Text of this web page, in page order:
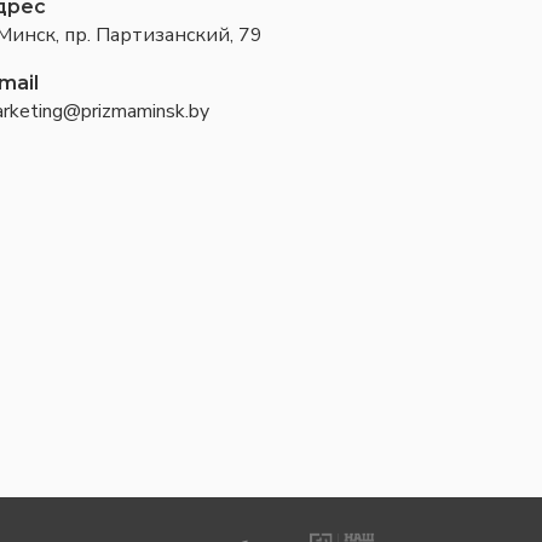
пр. Партизанский, 79